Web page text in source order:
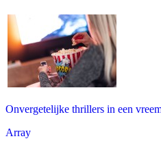
Onvergetelijke thrillers in een
Array